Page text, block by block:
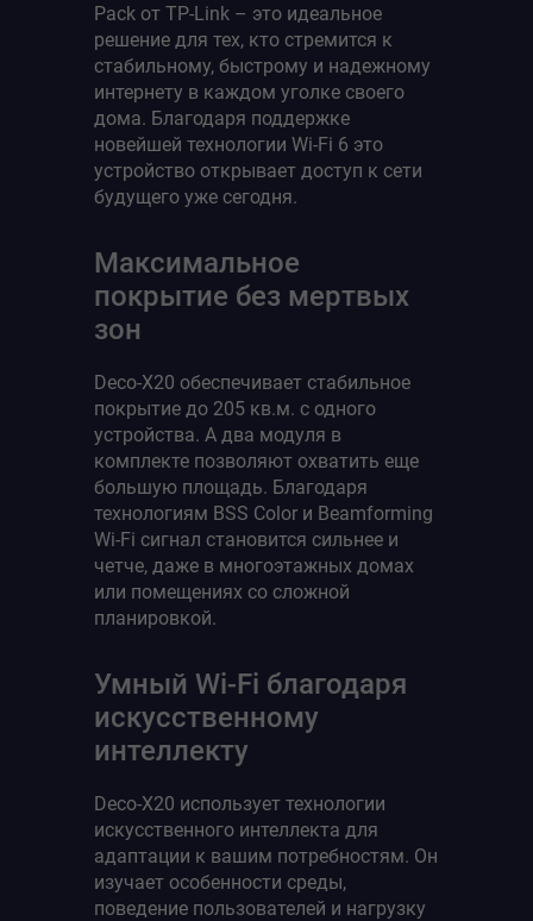
Pack от TP-Link – это идеальное
решение для тех, кто стремится к
стабильному, быстрому и надежному
интернету в каждом уголке своего
дома. Благодаря поддержке
новейшей технологии Wi-Fi 6 это
устройство открывает доступ к сети
будущего уже сегодня.
Максимальное
покрытие без мертвых
зон
Deco-X20 обеспечивает стабильное
покрытие до 205 кв.м. с одного
устройства. А два модуля в
комплекте позволяют охватить еще
большую площадь. Благодаря
технологиям BSS Color и Beamforming
Wi-Fi сигнал становится сильнее и
четче, даже в многоэтажных домах
или помещениях со сложной
планировкой.
Умный Wi-Fi благодаря
искусственному
интеллекту
Deco-X20 использует технологии
искусственного интеллекта для
адаптации к вашим потребностям. Он
изучает особенности среды,
поведение пользователей и нагрузку